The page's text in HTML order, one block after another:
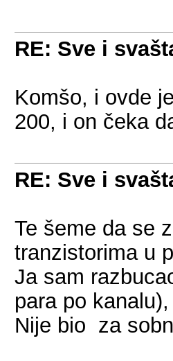
RE: Sve i
Komšo, i ovde
200, i on čeka
RE: Sve i
Te šeme da se
tranzistorima u
Ja sam
para po
Nije bio za